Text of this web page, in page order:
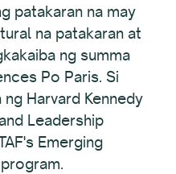
patakaran na may
na patakaran at
ng summa
Po Paris. Si
Harvard Kennedy
Leadership
Emerging